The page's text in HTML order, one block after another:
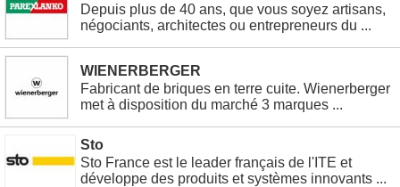
Depuis plus de 40 ans, que vous soyez artisans,
négociants, architectes ou entrepreneurs du ...
WIENERBERGER
Fabricant de briques en terre cuite. Wienerberger
met à disposition du marché 3 marques ...
Sto
Sto France est le leader français de l'ITE et
développe des produits et systèmes innovants ...